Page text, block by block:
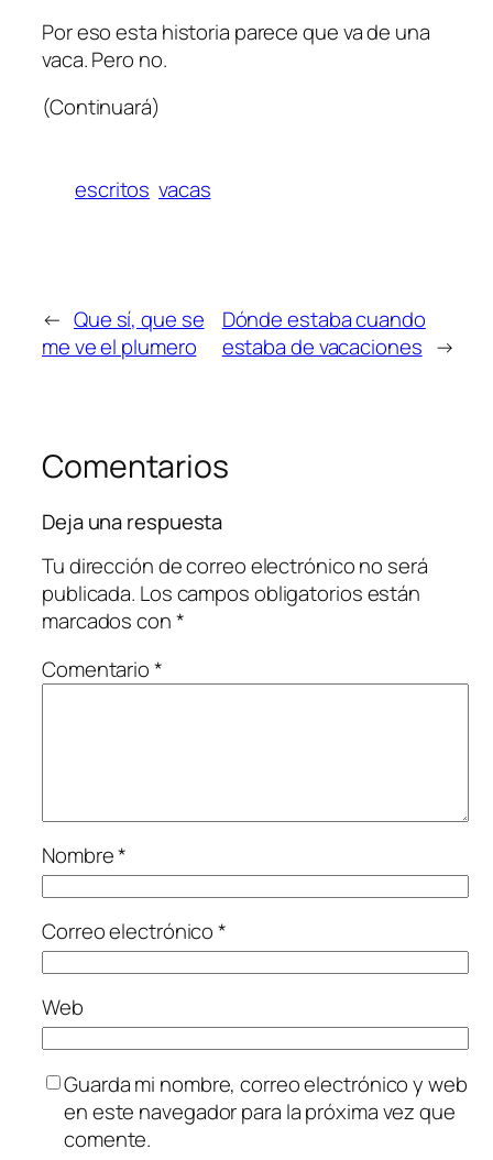
Por eso esta historia parece que va de una
vaca. Pero no.
(Continuará)
escritos vacas
← Que sí, que se
me ve el plumero
Dónde estaba cuando
estaba de vacaciones →
Comentarios
Deja una respuesta
Tu dirección de correo electrónico no será
publicada. Los campos obligatorios están
marcados con*
Comentario*
Nombre*
Correo electrónico*
Web
Guarda mi nombre, correo electrónico y web
en este navegador para la próxima vez que
comente.